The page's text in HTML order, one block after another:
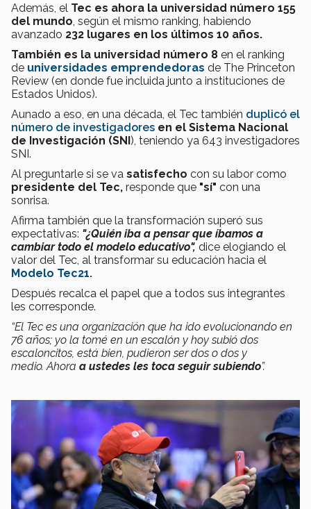
Además, el Tec es ahora la universidad número 155
del mundo , según el mismo ranking, habiendo
avanzado 232 lugares en los últimos 10 años.
También es la universidad número 8 en el ranking
de universidades emprendedoras de The Princeton
Review (en donde fue incluida junto a instituciones de
Estados Unidos).
Aunado a eso, en una década, el Tec también duplicó el
número de investigadores en el Sistema Nacional
de Investigación (SNI), teniendo ya 643 investigadores
SNI.
Al preguntarle si se va satisfecho con su labor como
presidente del Tec, responde que "sí" con una
sonrisa.
Afirma también que la transformación superó sus
expectativas: "¿Quién iba a pensar que íbamos a
cambiar todo el modelo educativo", dice elogiando el
valor del Tec, al transformar su educación hacia el
Modelo Tec21.
Después recalca el papel que a todos sus integrantes
les corresponde.
“El Tec es una organización que ha ido evolucionando en
76 años; yo la tomé en un escalón y hoy subió dos
escaloncitos, está bien, pudieron ser dos o dos y
medio. Ahora a ustedes les toca seguir subiendo”.